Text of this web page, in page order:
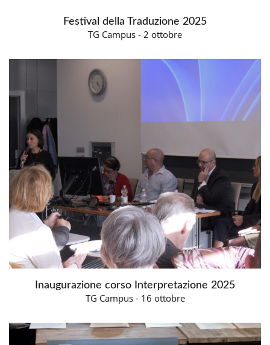
Festival della Traduzione 2025
TG Campus - 2 ottobre
Inaugurazione corso Interpretazione 2025
TG Campus - 16 ottobre